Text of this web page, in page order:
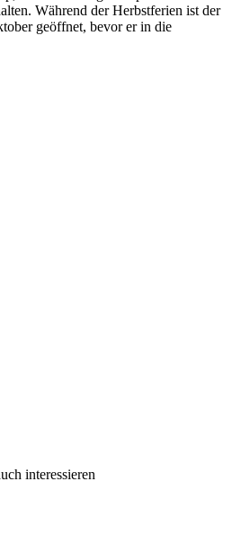
Während der Herbstferien ist der
geöffnet, bevor er in die
interessieren